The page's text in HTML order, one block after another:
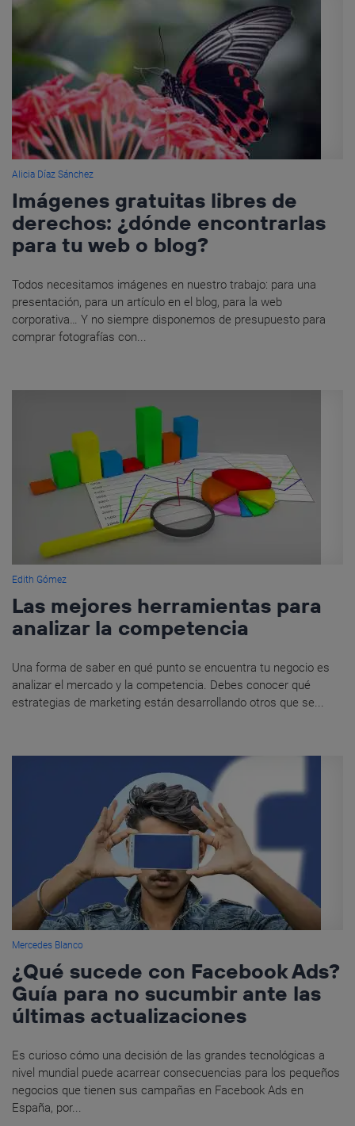
Alicia Díaz Sánchez
Imágenes gratuitas libres de
derechos: ¿dónde encontrarlas
para tu web o blog?
Todos necesitamos imágenes en nuestro trabajo: para una
presentación, para un artículo en el blog, para la web
corporativa… Y no siempre disponemos de presupuesto para
comprar fotografías con...
Edith Gómez
Las mejores herramientas para
analizar la competencia
Una forma de saber en qué punto se encuentra tu negocio es
analizar el mercado y la competencia. Debes conocer qué
estrategias de marketing están desarrollando otros que se...
Mercedes Blanco
¿Qué sucede con Facebook Ads?
Guía para no sucumbir ante las
últimas actualizaciones
Es curioso cómo una decisión de las grandes tecnológicas a
nivel mundial puede acarrear consecuencias para los pequeños
negocios que tienen sus campañas en Facebook Ads en
España, por...